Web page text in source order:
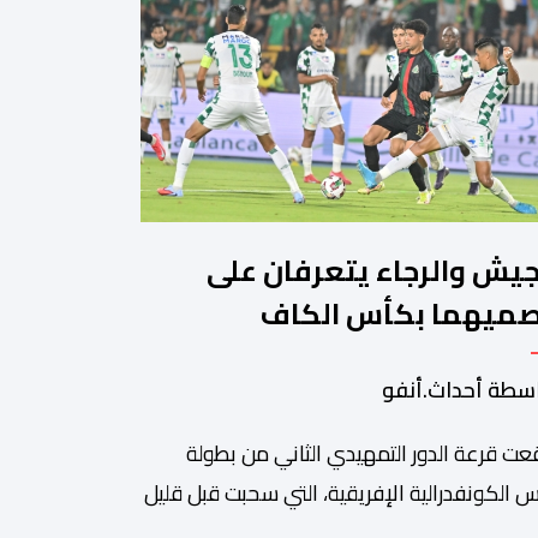
والرجاء يتعرفان على
بكأس الكاف
أحداث.أنفو
قرعة الدور التمهيدي الثاني من بطولة
الكونفدرالية الإفريقية، التي سحبت قبل قليل